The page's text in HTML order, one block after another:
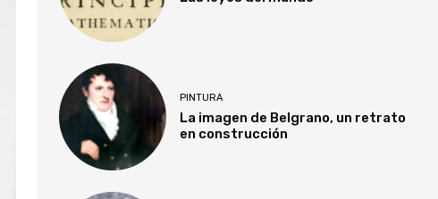
PINTURA
La imagen de Belgrano, un retrato
en construcción